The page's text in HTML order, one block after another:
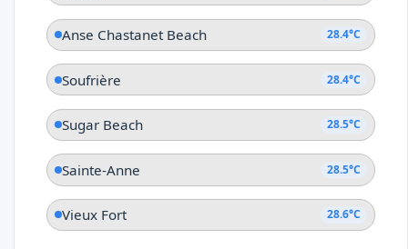
Anse Chastanet Beach 28.4°C
Soufrière 28.4°C
Sugar Beach 28.5°C
Sainte-Anne 28.5°C
Vieux Fort 28.6°C